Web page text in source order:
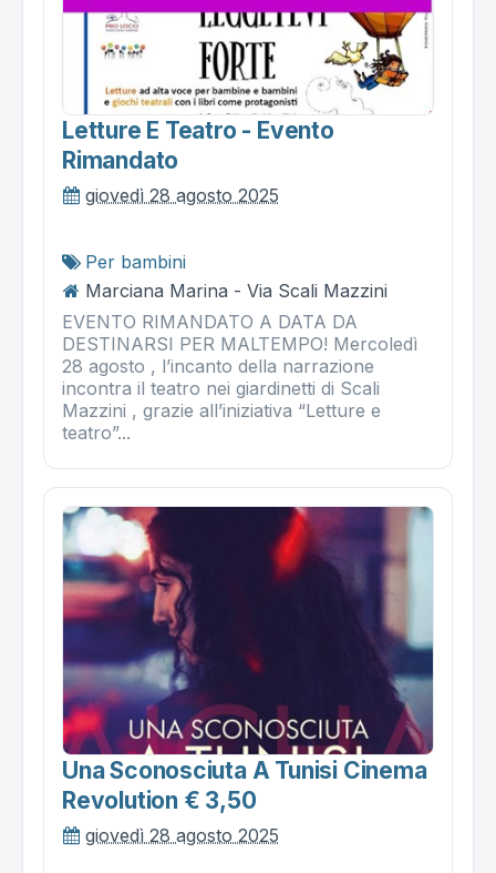
Letture E Teatro - Evento
Rimandato
giovedì 28 agosto 2025
Per bambini
Marciana Marina - Via Scali Mazzini
EVENTO RIMANDATO A DATA DA
DESTINARSI PER MALTEMPO! Mercoledì
28 agosto , l’incanto della narrazione
incontra il teatro nei giardinetti di Scali
Mazzini , grazie all’iniziativa “Letture e
teatro”...
Una Sconosciuta A Tunisi Cinema
Revolution € 3,50
giovedì 28 agosto 2025